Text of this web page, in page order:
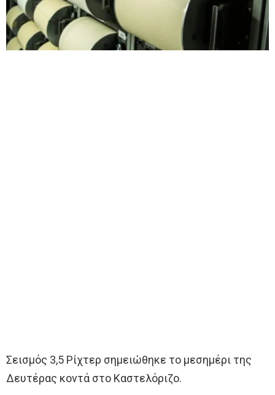
Σεισμός 3,5 Ρίχτερ σημειώθηκε το μεσημέρι της
Δευτέρας κοντά στο Καστελόριζο.